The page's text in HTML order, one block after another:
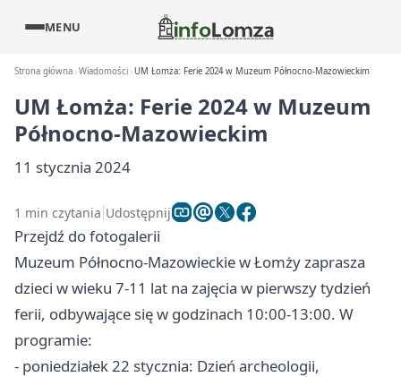
MENU
Strona główna Wiadomości UM Łomża: Ferie 2024 w Muzeum Północno-Mazowieckim
UM Łomża: Ferie 2024 w Muzeum
Północno-Mazowieckim
11 stycznia 2024
1 min czytania Udostępnij
Przejdź do fotogalerii
Muzeum Północno-Mazowieckie w Łomży zaprasza
dzieci w wieku 7-11 lat na zajęcia w pierwszy tydzień
ferii, odbywające się w godzinach 10:00-13:00. W
programie:
- poniedziałek 22 stycznia: Dzień archeologii,